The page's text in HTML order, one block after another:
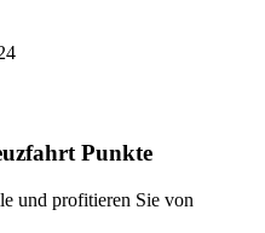
Punkte
und profitieren Sie von